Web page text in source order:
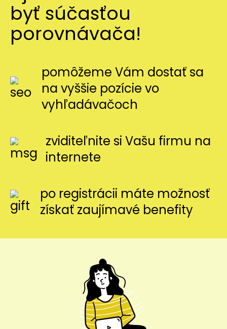
byť súčasťou
porovnávača!
pomôžeme Vám dostať sa
na vyššie pozície vo
vyhľadávačoch
zviditeľnite si Vašu firmu na
internete
po registrácii máte možnosť
získať zaujímavé benefity